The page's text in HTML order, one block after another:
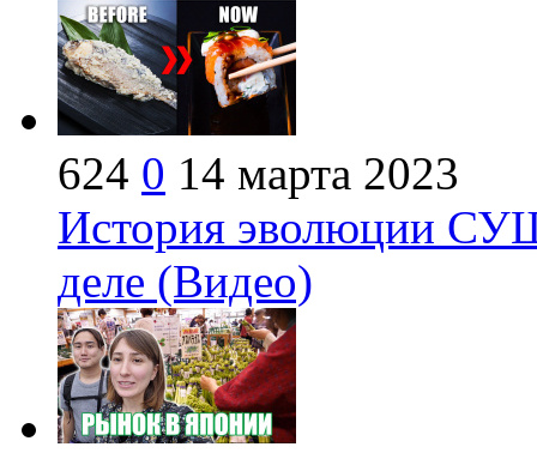
624 0 14 марта 2023
История эволюции
деле (Видео)